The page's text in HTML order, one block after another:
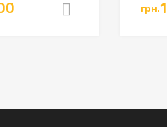
Додати вгрн.